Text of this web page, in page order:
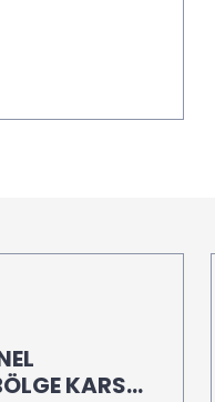
KARS